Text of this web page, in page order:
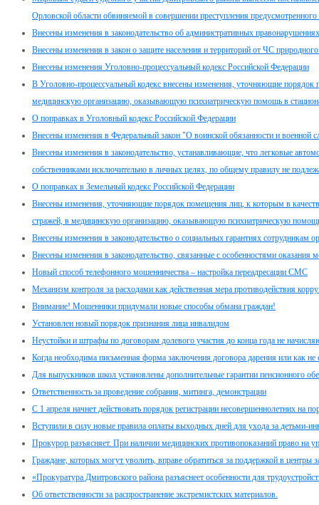
Орловской области обвиняемой в совершении преступления
Внесены изменения в законодательство об административных правонарушениях
Внесены изменения в закон о защите населения и территорий от ЧС природного
Внесены изменения Уголовно-процессуальный кодекс Российской Федерации
В Уголовно-процессуальный кодекс внесены изменения, уточняющие
медицинскую организацию, оказывающую психиатрическую помощь в
О поправках в Уголовный кодекс Российской Федерации
Внесены изменения в Федеральный закон "О воинской обязанности и военной
Внесены изменения в законодательство, устанавливающие, что легковые
собственниками исключительно в личных целях, по общему правилу не
О поправках в Земельный кодекс Российской Федерации
Внесены изменения, уточняющие порядок помещения лиц, к которым в
стражей, в медицинскую организацию, оказывающую психиатрическую
Внесены изменения в законодательство о социальных гарантиях сотрудникам
Внесены изменения в законодательство, связанные с особенностями
Новый способ телефонного мошенничества – настройка переадресации СМС
Механизм контроля за расходами как действенная мера противодействия
Внимание! Мошенники придумали новые способы обмана граждан!
Установлен новый порядок признания лица инвалидом
Неустойки и штрафы по договорам долевого участия до конца года не
Когда необходима письменная форма заключения договора дарения или как
Для выпускников школ установлены дополнительные гарантии пенсионного
Ответственность за проведение собрания, митинга, демонстрации
C 1 апреля начнет действовать порядок регистрации несовершеннолетних на
Вступили в силу новые правила оплаты выходных дней для ухода за детьми-
Прокурор разъясняет. При наличии медицинских противопоказаний право на
Граждане, которых могут уволить, вправе обратиться за поддержкой в центры
«Прокуратура Дмитровского района разъяснеет особенности для
Об ответственности за распространение экстремистских материалов.